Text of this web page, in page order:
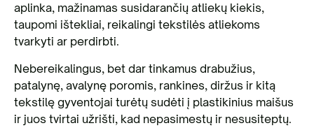
aplinka, mažinamas susidarančių atliekų kiekis,
taupomi ištekliai, reikalingi tekstilės atliekoms
tvarkyti ar perdirbti.
Nebereikalingus, bet dar tinkamus drabužius,
patalynę, avalynę poromis, rankines, diržus ir kitą
tekstilę gyventojai turėtų sudėti į plastikinius maišus
ir juos tvirtai užrišti, kad nepasimestų ir nesusiteptų.